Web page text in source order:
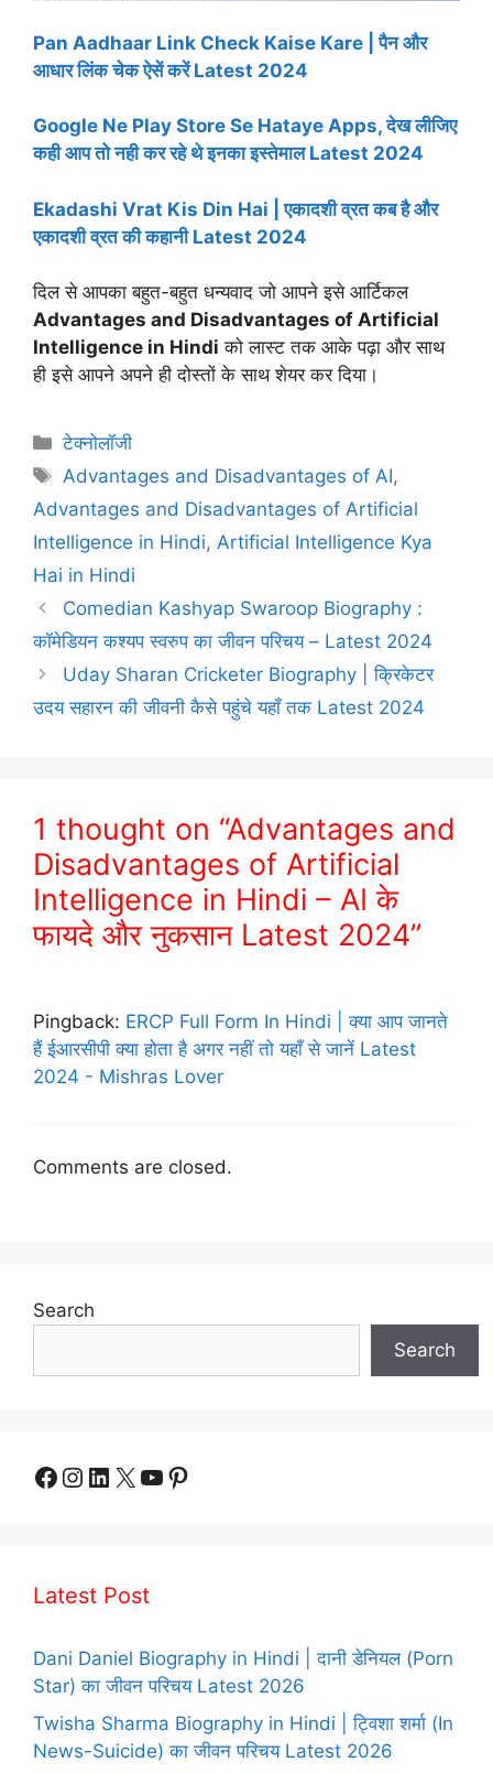
Pan Aadhaar Link Check Kaise Kare | पैन और
आधार लिंक चेक ऐसें करें Latest 2024
Google Ne Play Store Se Hataye Apps, देख लीजिए
कही आप तो नही कर रहे थे इनका इस्तेमाल Latest 2024
Ekadashi Vrat Kis Din Hai | एकादशी व्रत कब है और
एकादशी व्रत की कहानी Latest 2024
दिल से आपका बहुत-बहुत धन्यवाद जो आपने इसे आर्टिकल
Advantages and Disadvantages of Artificial
Intelligence in Hindi को लास्ट तक आके पढ़ा और साथ
ही इसे आपने अपने ही दोस्तों के साथ शेयर कर दिया।
Categories
टेक्नोलॉजी
Tags
Advantages and Disadvantages of AI,
Advantages and Disadvantages of Artificial
Intelligence in Hindi, Artificial Intelligence Kya
Hai in Hindi
Comedian Kashyap Swaroop Biography :
कॉमेडियन कश्यप स्वरुप का जीवन परिचय – Latest 2024
Uday Sharan Cricketer Biography | क्रिकेटर
उदय सहारन की जीवनी कैसे पहुंचे यहाँ तक Latest 2024
1 thought on “Advantages and
Disadvantages of Artificial
Intelligence in Hindi – AI के
फायदे और नुकसान Latest 2024”
Pingback: ERCP Full Form In Hindi | क्या आप जानते
हैं ईआरसीपी क्या होता है अगर नहीं तो यहाँ से जानें Latest
2024 - Mishras Lover
Comments are closed.
Search
Search
Facebook
Instagram
LinkedIn
X YouTube
Pinterest
Latest Post
Dani Daniel Biography in Hindi | दानी डेनियल (Porn
Star) का जीवन परिचय Latest 2026
Twisha Sharma Biography in Hindi | ट्विशा शर्मा (In
News-Suicide) का जीवन परिचय Latest 2026